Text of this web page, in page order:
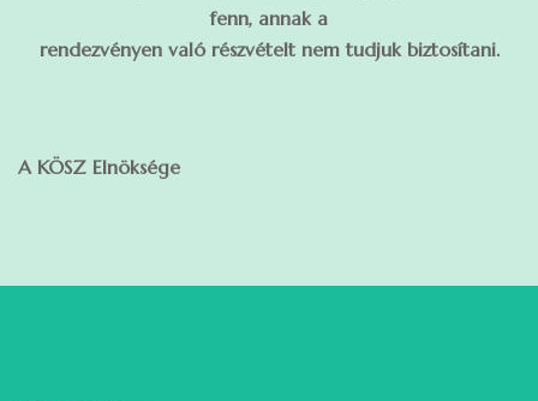
fenn, annak a
rendezvényen való részvételt nem tudjuk biztosítani.
A KÖSZ Elnöksége